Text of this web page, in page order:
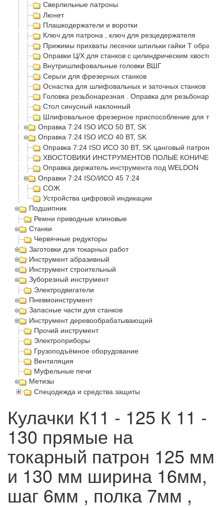
Сверлильные патроны
Люнет
Плашкодержатели и воротки
Ключ для патрона , ключ для резцедержателя
Прижимы прихваты лесенки шпильки гайки Т
Оправки Ц/Х для станков с цилиндрическим
Внутришлифовальные головки ВШГ
Серьги для фрезерных станков
Оснастка для шлифовальных и заточных станков
Головка резьбонарезная . Оправка для
Стол синусный наклонный
Шлифовальное фрезерное приспособление для
Оправка 7:24 ISO ИСО 50 BT, SK
Оправка 7:24 ISO ИСО 40 BT, SK
Оправка 7:24 ISO ИСО 30 BT, SK цанговый патрон
ХВОСТОВИКИ ИНСТРУМЕНТОВ ПОЛЫЕ
Оправка держатель инструмента под WELDON
Оправки 7:24 ISO/ИСО 45 7:24
СОЖ
Устройства цифровой индикации
Подшипник
Ремни приводные клиновые
Станки
Червячные редукторы
Заготовки для токарных работ
Инструмент абразивный
Инструмент строительный
Зуборезный инструмент
Электродвигатели
Пневмоинструмент
Запасные части для станков
Инструмент деревообрабатывающий
Прочий инструмент
Электроприборы
Грузоподъёмное оборудование
Вентиляция
Муфельные печи
Метизы
Спецодежда и средства защиты
Кулачки К11 - 125 К 11 -
130 прямые на
токарный патрон 125 мм
и 130 мм ширина 16мм,
шаг 6мм , полка 7мм ,